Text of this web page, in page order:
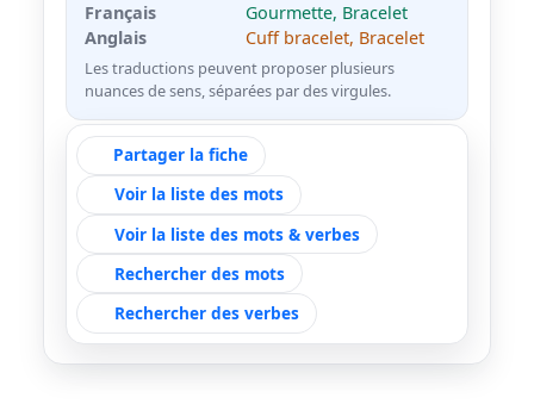
Français
Gourmette, Bracelet
Anglais
Cuff bracelet, Bracelet
Les traductions peuvent proposer plusieurs
nuances de sens, séparées par des virgules.
Partager la fiche
Voir la liste des mots
Voir la liste des mots & verbes
Rechercher des mots
Rechercher des verbes